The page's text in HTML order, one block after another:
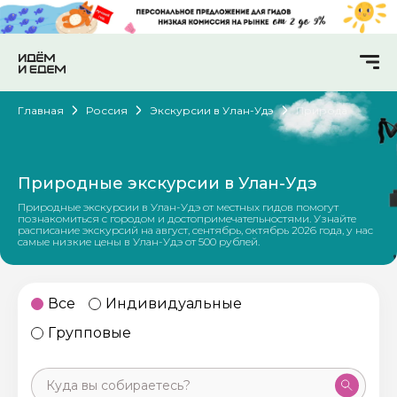
Главная Россия Экскурсии в Улан-Удэ Природа
Природные экскурсии в Улан-Удэ
Природные экскурсии в Улан-Удэ от местных гидов помогут
познакомиться с городом и достопримечательностями. Узнайте
расписание экскурсий на август, сентябрь, октябрь 2026 года, у нас
самые низкие цены в Улан-Удэ от 500 рублей.
Все
Индивидуальные
Групповые